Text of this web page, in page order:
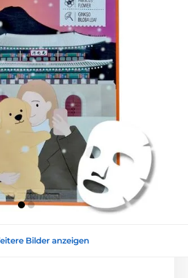
Bilder anzeigen